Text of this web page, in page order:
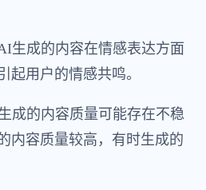
生成的内容在情感表达方面
起用户的情感共鸣。
成的内容质量可能存在不稳
内容质量较高，有时生成的